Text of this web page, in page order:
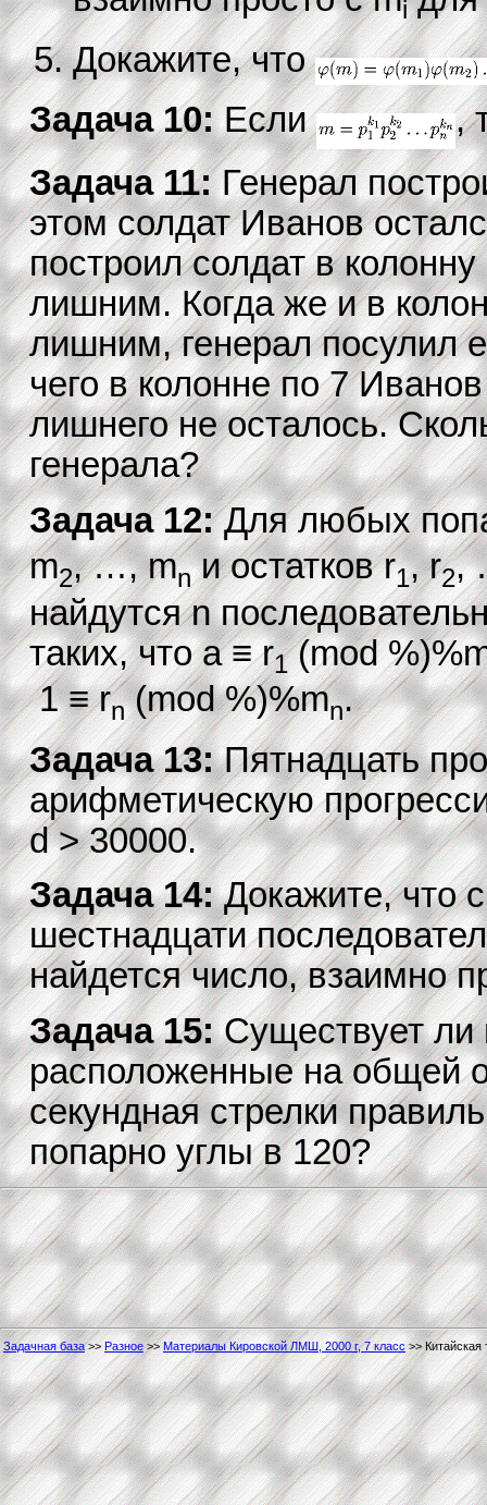
i
Докажите, что
Задача 10:Если
,
Задача 11:Генерал
этом солдат Иванов
построил солдат в
лишним. Когда же и в
лишним, генерал посулил
чего в колонне по 7
лишнего не осталось.
генерала?
Задача 12:Для любых
m2, …, mnи остатков r1, r2,
найдутся n
таких, что a ≡ r1(mod
1 ≡ rn(mod %)%mn.
Задача 13:Пятнадцать
арифметическую
d > 30000.
Задача 14:Докажите, что
шестнадцати
найдется число, взаимно
Задача 15:Существует ли
расположенные на общей
секундная стрелки
попарно углы в 120?
Задачная база>> Разное>> Материалы Кировской ЛМШ, 2000 г, 7 класс>> Китайская